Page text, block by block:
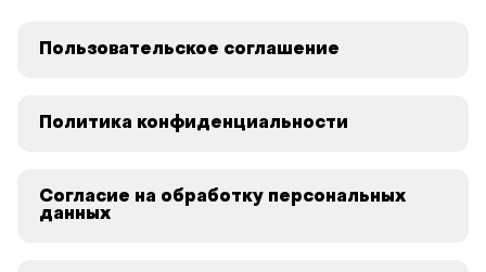
Пользовательское соглашение
Политика конфиденциальности
Согласие на обработку персональных
данных